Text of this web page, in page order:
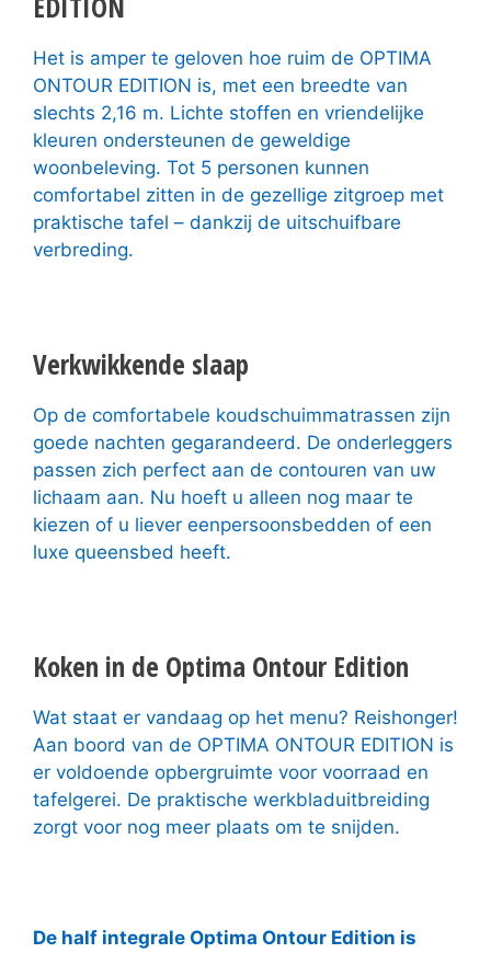
Het is amper te geloven hoe ruim de OPTIMA
ONTOUR EDITION is, met een breedte van
slechts 2,16 m. Lichte stoffen en vriendelijke
kleuren ondersteunen de geweldige
woonbeleving. Tot 5 personen kunnen
comfortabel zitten in de gezellige zitgroep met
praktische tafel – dankzij de uitschuifbare
verbreding.
Verkwikkende slaap
Op de comfortabele koudschuimmatrassen zijn
goede nachten gegarandeerd. De onderleggers
passen zich perfect aan de contouren van uw
lichaam aan. Nu hoeft u alleen nog maar te
kiezen of u liever eenpersoonsbedden of een
luxe queensbed heeft.
Koken in de Optima Ontour Edition
Wat staat er vandaag op het menu? Reishonger!
Aan boord van de OPTIMA ONTOUR EDITION is
er voldoende opbergruimte voor voorraad en
tafelgerei. De praktische werkbladuitbreiding
zorgt voor nog meer plaats om te snijden.
De half integrale Optima Ontour Edition is